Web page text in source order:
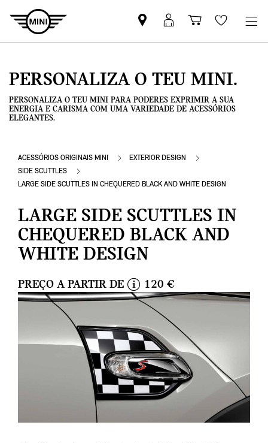
Pesquisar
parceiro
Iniciar
sessão
Carrinho
de
Wishlist
PERSONALIZA O TEU MINI.
PERSONALIZA O TEU MINI PARA PODERES EXPRIMIR A SUA
ENERGIA E CARISMA COM UMA VARIEDADE DE ACESSÓRIOS
ELEGANTES.
ACESSÓRIOS ORIGINAIS MINI
EXTERIOR DESIGN
SIDE SCUTTLES
LARGE SIDE SCUTTLES IN CHEQUERED BLACK AND WHITE DESIGN
LARGE SIDE SCUTTLES IN
CHEQUERED BLACK AND
WHITE DESIGN
PREÇO A PARTIR DE
i
f
o
120 €